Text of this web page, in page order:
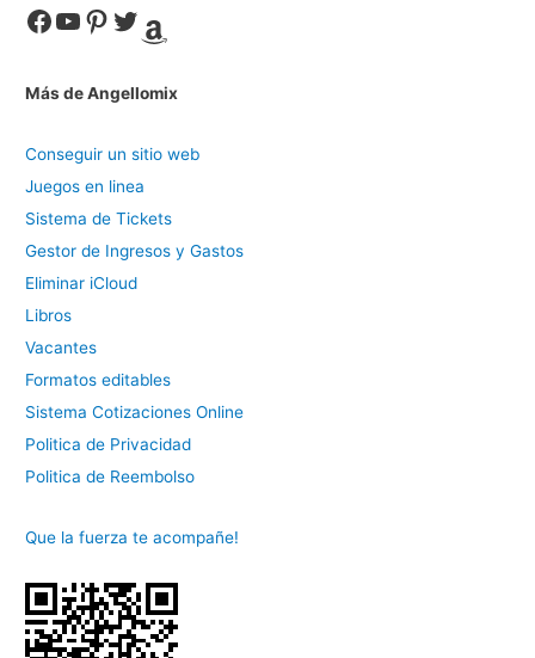
Facebook YouTube Pinterest Twitter Amazon
Más de Angellomix
Conseguir un sitio web
Juegos en linea
Sistema de Tickets
Gestor de Ingresos y Gastos
Eliminar iCloud
Libros
Vacantes
Formatos editables
Sistema Cotizaciones Online
Politica de Privacidad
Politica de Reembolso
Que la fuerza te acompañe!